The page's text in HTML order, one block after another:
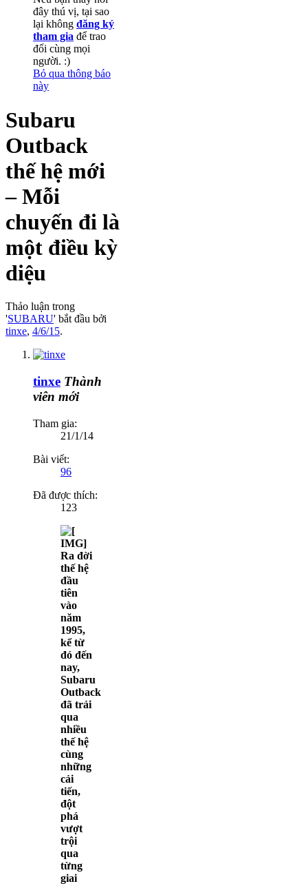
đây thú vị, tại sao
lại không đăng ký
tham gia để trao
đổi cùng mọi
người. :)
Bỏ qua thông báo
này
Subaru
Outback
thế hệ mới
– Mỗi
chuyến đi là
một điều kỳ
diệu
Thảo luận trong
'SUBARU' bắt đầu bởi
tinxe, 4/6/15.
tinxe Thành
viên mới
Tham gia:
21/1/14
Bài viết:
96
Đã được thích:
123
Ra đời
thế hệ
đầu
tiên
vào
năm
1995,
kể từ
đó đến
nay,
Subaru
Outback
đã trải
qua
nhiều
thế hệ
cùng
những
cải
tiến,
đột
phá
vượt
trội
qua
từng
giai